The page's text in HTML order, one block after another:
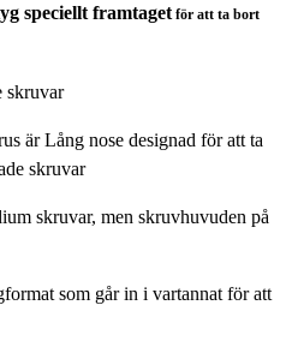
speciellt framtaget för att ta bort
skruvar
är Lång nose designad för att ta
skruvar
skruvar, men skruvhuvuden på
som går in i vartannat för att